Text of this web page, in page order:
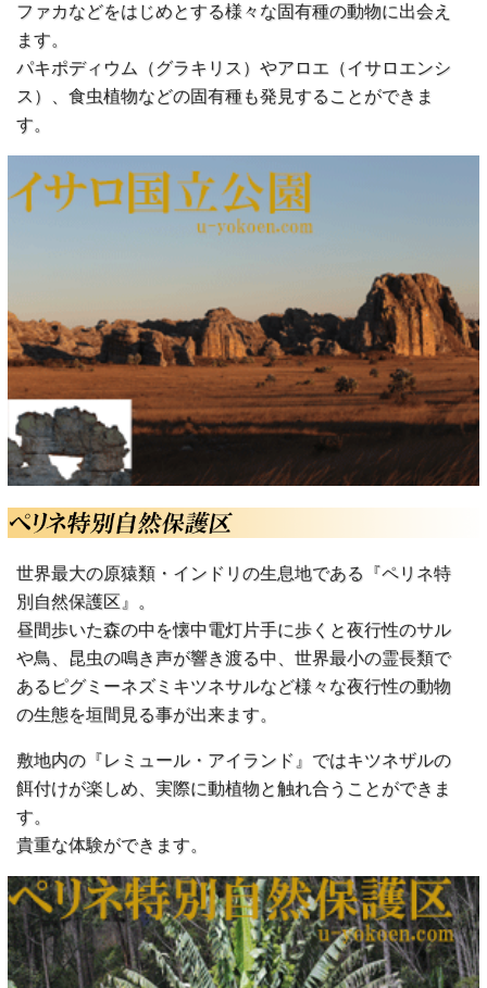
ファカなどをはじめとする様々な固有種の動物に出会え
ます。
パキポディウム（グラキリス）やアロエ（イサロエンシ
ス）、食虫植物などの固有種も発見することができま
す。
世界最大の原猿類・インドリの生息地である『ペリネ特
別自然保護区』。
昼間歩いた森の中を懐中電灯片手に歩くと夜行性のサル
や鳥、昆虫の鳴き声が響き渡る中、世界最小の霊長類で
あるピグミーネズミキツネサルなど様々な夜行性の動物
の生態を垣間見る事が出来ます。
敷地内の『レミュール・アイランド』ではキツネザルの
餌付けが楽しめ、実際に動植物と触れ合うことができま
す。
貴重な体験ができます。